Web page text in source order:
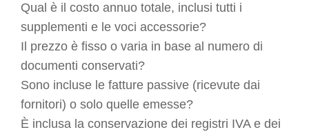
Qual è il costo annuo totale, inclusi tutti i
supplementi e le voci accessorie?
Il prezzo è fisso o varia in base al numero di
documenti conservati?
Sono incluse le fatture passive (ricevute dai
fornitori) o solo quelle emesse?
È inclusa la conservazione dei registri IVA e dei